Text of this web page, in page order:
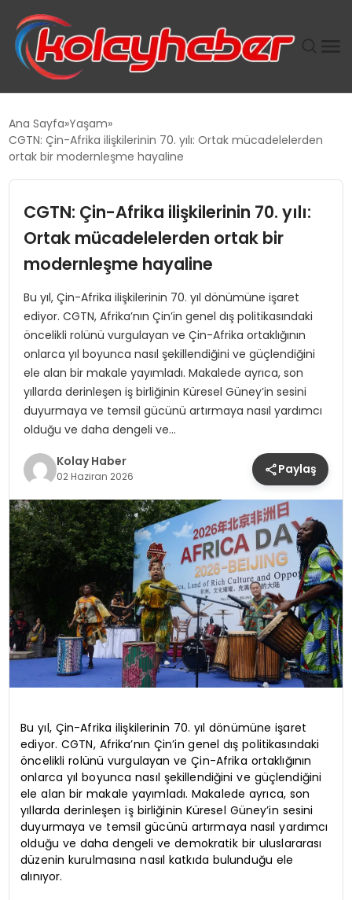
SUWEN’IN İSTIHDAM MODELI EKONOMIDE KADIN
TANYER YAPI ZEMIN MÜHENDISLIĞINDE HEDEF
BÜYÜTTÜ
TOROSLAR’DA PAZAR GERGİNLİĞİ!
Ana Sayfa Yaşam
CGTN: Çin-Afrika ilişkilerinin 70. yılı: Ortak mücadelelerden
ortak bir modernleşme hayaline
CGTN: Çin-Afrika ilişkilerinin 70. yılı:
Ortak mücadelelerden ortak bir
modernleşme hayaline
Bu yıl, Çin-Afrika ilişkilerinin 70. yıl dönümüne işaret
ediyor. CGTN, Afrika’nın Çin’in genel dış politikasındaki
öncelikli rolünü vurgulayan ve Çin-Afrika ortaklığının
onlarca yıl boyunca nasıl şekillendiğini ve güçlendiğini
ele alan bir makale yayımladı. Makalede ayrıca, son
yıllarda derinleşen iş birliğinin Küresel Güney’in sesini
duyurmaya ve temsil gücünü artırmaya nasıl yardımcı
olduğu ve daha dengeli ve…
Kolay Haber
02 Haziran 2026 Paylaş
Bu yıl, Çin-Afrika ilişkilerinin 70. yıl dönümüne işaret
ediyor. CGTN, Afrika’nın Çin’in genel dış politikasındaki
öncelikli rolünü vurgulayan ve Çin-Afrika ortaklığının
onlarca yıl boyunca nasıl şekillendiğini ve güçlendiğini
ele alan bir makale yayımladı. Makalede ayrıca, son
yıllarda derinleşen iş birliğinin Küresel Güney’in sesini
duyurmaya ve temsil gücünü artırmaya nasıl yardımcı
olduğu ve daha dengeli ve demokratik bir uluslararası
düzenin kurulmasına nasıl katkıda bulunduğu ele
alınıyor.